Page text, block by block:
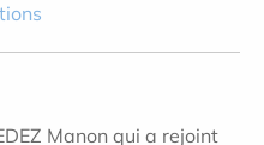
Manon qui a rejoint